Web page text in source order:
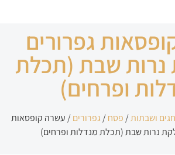
גפרורים
שבת (תכלת
ופרחים)
ושבתות/ פסח/ גפרורים/ עשרה קופסאות
נרות שבת (תכלת מנדלות ופרחים)